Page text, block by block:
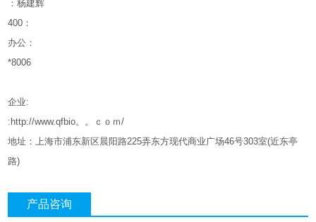
：杨建辉
400 ：
办公：
*8006
企业:
:http://www.qfbio。。ｃｏｍ/
地址：上海市浦东新区晨阳路225弄东方现代商业广场46号303室(近东亭
路)
产品咨询